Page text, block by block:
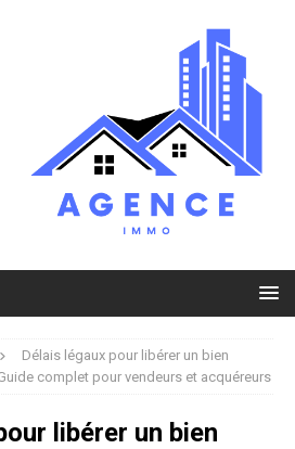
Délais légaux pour libérer un bien
complet pour vendeurs et acquéreurs
libérer un bien